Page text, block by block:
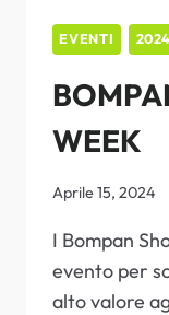
EVENTI 2024
WEEK
Aprile 15, 2024
I Bompan
evento per
alto valore